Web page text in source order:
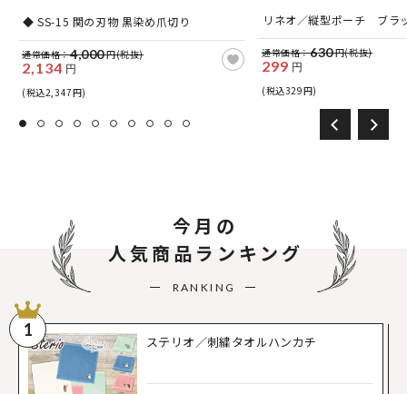
◆ SS-15 関の刃物 黒染め爪切り
通常価格：4,000円(税抜)
2,134 円
(税込2,347円)
リネオ／縦型ポーチ ブラ
通常価格：630円(税抜)
299 円
(税込329円)
今月の
人気商品ランキング
RANKING
1
ステリオ／刺繍タオルハンカチ